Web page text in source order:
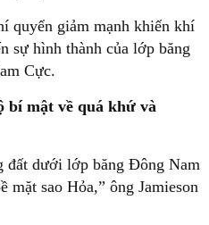
quyển giảm mạnh khiến khí
sự hình thành của lớp băng
Cực.
bí mật về quá khứ và
đất dưới lớp băng Đông Nam
mặt sao Hỏa,” ông Jamieson